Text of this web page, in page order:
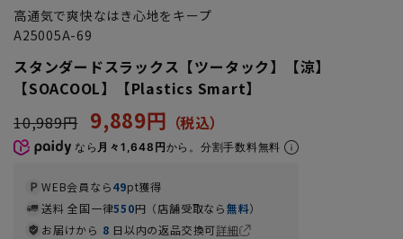
高通気で爽快なはき心地をキープ
A25005A-69
スタンダードスラックス【ツータック】【涼】
【SOACOOL】【Plastics Smart】
10,989円
9,889円
なら 月々1,648円から。分割手数料無料
WEB会員なら49pt獲得
送料 全国一律550円（店舗受取なら無料）
お届けから 8 日以内の返品交換可詳細